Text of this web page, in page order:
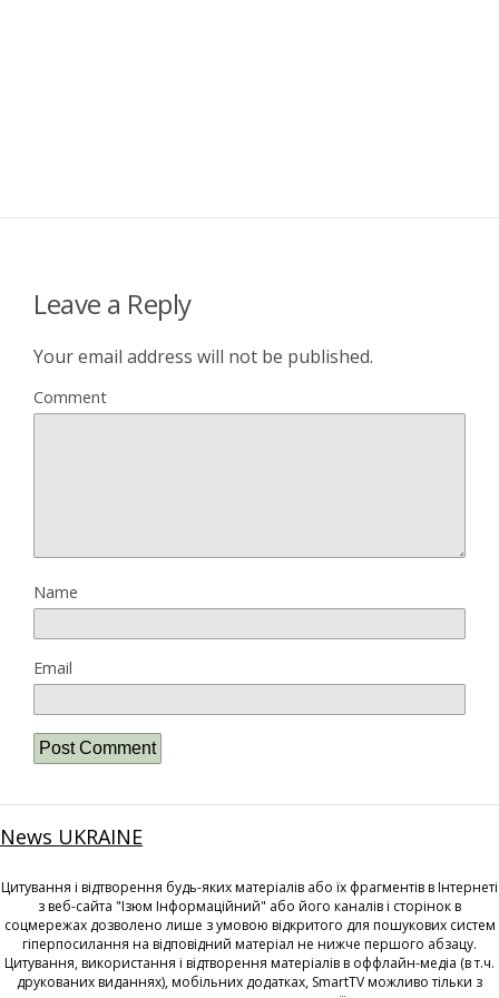
Leave a Reply
Your email address will not be published.
Comment
Name
Email
News UKRAINE
Цитування і відтворення будь-яких матеріалів або їх фрагментів в Інтернеті
з веб-сайта "Ізюм Інформаційний" або його каналів і сторінок в
соцмережах дозволено лише з умовою відкритого для пошукових систем
гіперпосилання на відповідний матеріал не нижче першого абзацу.
Цитування, використання і відтворення матеріалів в оффлайн-медіа (в т.ч.
друкованих виданнях), мобільних додатках, SmartTV можливо тільки з